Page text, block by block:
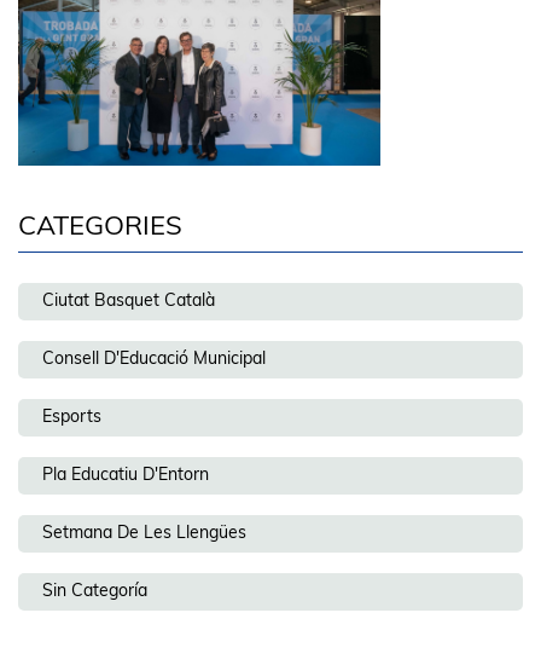
CATEGORIES
Ciutat Basquet Català
Consell D'Educació Municipal
Esports
Pla Educatiu D'Entorn
Setmana De Les Llengües
Sin Categoría